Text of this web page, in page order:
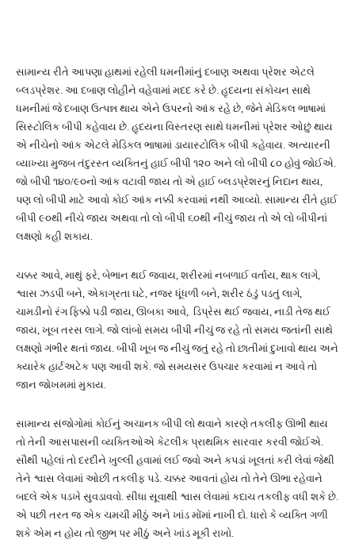
સામાન્ય રીતે આપણા હાથમાં રહેલી ધમનીમાંનું દબાણ અથવા પ્રેશર એટલે
બ્લડપ્રેશર. આ દબાણ લોહીને વહેવામાં મદદ કરે છે. હૃદયના સંકોચન સાથે
ધમનીમાં જે દબાણ ઉત્પન્ન થાય એને ઉપરનો આંક રહે છે, જેને મેડિકલ ભાષામાં
સિસ્ટોલિક બીપી કહેવાય છે. હૃદયના વિસ્તરણ સાથે ધમનીમાં પ્રેશર ઓછું થાય
એ નીચેનો આંક એટલે મેડિકલ ભાષામાં ડાયાસ્ટોલિક બીપી કહેવાય. અત્યારની
વ્યાખ્યા મુજબ તંદુરસ્ત વ્યક્તિનું હાઈ બીપી ૧૨૦ અને લો બીપી ૮૦ હોવું જોઈએ.
જો બીપી ૧૪૦/૯૦નો આંક વટાવી જાય તો એ હાઈ બ્લડપ્રેશરનું નિદાન થાય,
પણ લો બીપી માટે આવો કોઈ આંક નક્કી કરવામાં નથી આવ્યો. સામાન્ય રીતે હાઈ
બીપી ૯૦થી નીચે જાય અથવા તો લો બીપી ૬૦થી નીચું જાય તો એ લો બીપીનાં
લક્ષણો કહી શકાય.
ચક્કર આવે, માથું ફરે, બેભાન થઈ જવાય, શરીરમાં નબળાઈ વર્તાય, થાક લાગે,
શ્વાસ ઝડપી બને, એકાગ્રતા ઘટે, નજર ધૂંધળી બને, શરીર ઠંડું પડતું લાગે,
ચામડીનો રંગ ફિક્કો પડી જાય, ઊબકા આવે, ડિપ્રેસ થઈ જવાય, નાડી તેજ થઈ
જાય, ખૂબ તરસ લાગે. જો લાંબો સમય બીપી નીચું જ રહે તો સમય જતાંની સાથે
લક્ષણો ગંભીર થતાં જાય. બીપી ખૂબ જ નીચું જતું રહે તો છાતીમાં દુખાવો થાય અને
ક્યારેક હાર્ટઅટેક પણ આવી શકે. જો સમયસર ઉપચાર કરવામાં ન આવે તો
જાન જોખમમાં મુકાય.
સામાન્ય સંજોગોમાં કોઈનું અચાનક બીપી લો થવાને કારણે તકલીફ ઊભી થાય
તો તેની આસપાસની વ્યક્તિઓએ કેટલીક પ્રાથમિક સારવાર કરવી જોઈએ.
સૌથી પહેલાં તો દરદીને ખુલ્લી હવામાં લઈ જવો અને કપડાં ખૂલતાં કરી લેવાં જેથી
તેને શ્વાસ લેવામાં ઓછી તકલીફ પડે. ચક્કર આવતાં હોય તો તેને ઊભા રહેવાને
બદલે એક પડખે સુવડાવવો. સીધા સૂવાથી શ્વાસ લેવામાં કદાચ તકલીફ વધી શકે છે.
એ પછી તરત જ એક ચમચી મીઠું અને ખાંડ મોંમાં નાખી દો. ધારો કે વ્યક્તિ ગળી
શકે એમ ન હોય તો જીભ પર મીઠું અને ખાંડ મૂકી રાખો.